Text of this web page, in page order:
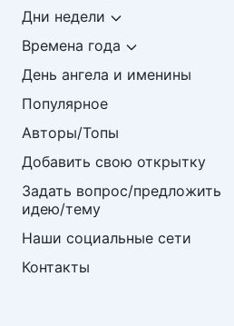
Дни недели
Времена года
День ангела и именины
Популярное
Авторы/Топы
Добавить свою открытку
Задать вопрос/предложить
идею/тему
Наши социальные сети
Контакты